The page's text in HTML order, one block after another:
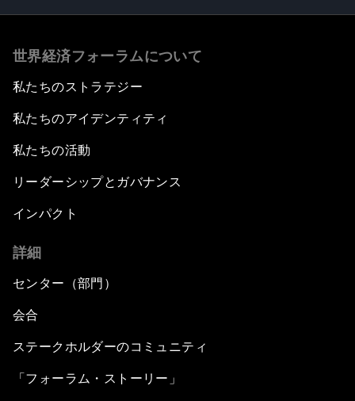
世界経済フォーラムについて
私たちのストラテジー
私たちのアイデンティティ
私たちの活動
リーダーシップとガバナンス
インパクト
詳細
センター（部門）
会合
ステークホルダーのコミュニティ
「フォーラム・ストーリー」